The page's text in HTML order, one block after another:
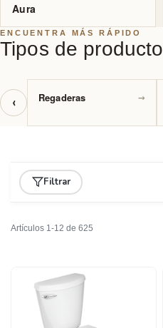
Aura
ENCUENTRA MÁS RÁPIDO
Tipos de producto
‹ Regaderas →
Filtrar
Artículos 1-12 de 625